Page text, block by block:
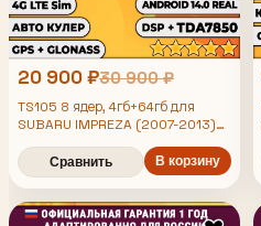
20 900 ₽30 900 ₽
TS105 8 ядер, 4гб+64гб для
SUBARU IMPREZA (2007-2013)
магнитола
Сравнить В корзину